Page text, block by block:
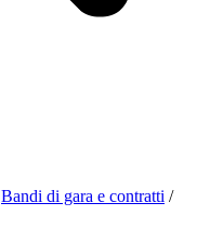
Bandi di gara e contratti /